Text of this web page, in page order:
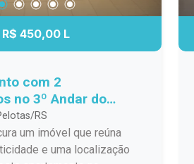
R$ 450,00 L
com 2
no 3º Andar do
Estrela Gaúcha -
Localização
RS
um imóvel que reúna
e uma localização